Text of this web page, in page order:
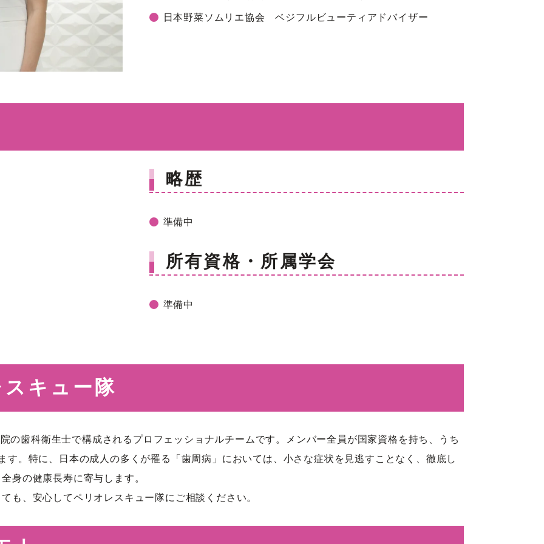
日本野菜ソムリエ協会 ベジフルビューティアドバイザー
略歴
準備中
所有資格・所属学会
準備中
キュー隊
の歯科衛生士で構成されるプロフェッショナルチームです。メンバー全員が国家資格を持ち、うち
す。特に、日本の成人の多くが罹る「歯周病」においては、小さな症状を見逃すことなく、徹底し
身の健康長寿に寄与します。
も、安心してペリオレスキュー隊にご相談ください。